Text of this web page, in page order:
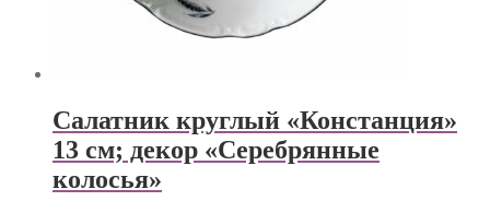
Салатник круглый «Констанция»
13 см; декор «Серебрянные
колосья»